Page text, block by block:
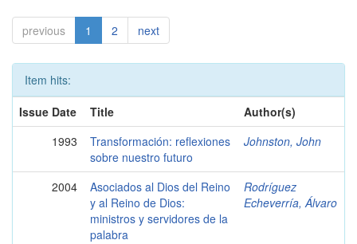
previous 1 2 next
Item hits:
Issue Date
Title
Author(s)
1993
Transformación: reflexiones
sobre nuestro futuro
Johnston, John
2004
Asociados al Dios del Reino
y al Reino de Dios:
ministros y servidores de la
palabra
Rodríguez
Echeverría, Álvaro